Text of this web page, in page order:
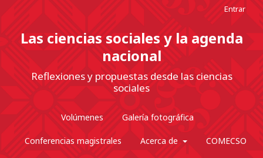
Las ciencias sociales y la agenda
nacional
Reflexiones y propuestas desde las ciencias
sociales
Volúmenes Galería fotográfica
Conferencias magistrales Acerca de COMECSO
Entrar